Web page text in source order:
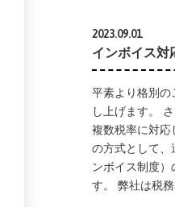
インボイス対
2023.09.01
平素より格別の
し上げます。
複数税率に対応
の方式として、
ンボイス制度）
す。 弊社は税